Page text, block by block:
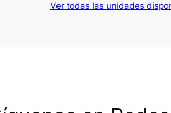
Ver todas las unidades